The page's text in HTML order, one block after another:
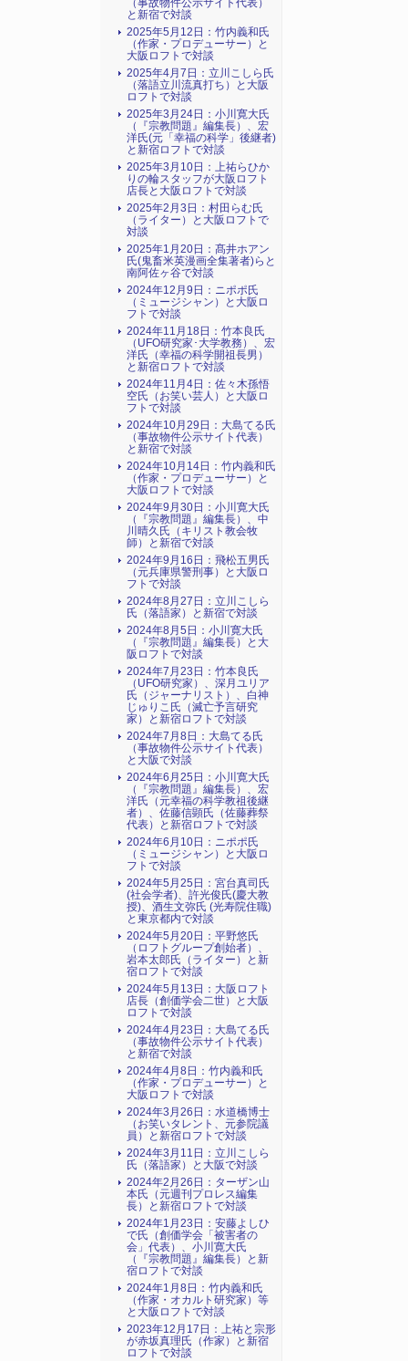
（事故物件公示サイト代表）
と新宿で対談
2025年5月12日：竹内義和氏
（作家・プロデューサー）と
大阪ロフトで対談
2025年4月7日：立川こしら氏
（落語立川流真打ち）と大阪
ロフトで対談
2025年3月24日：小川寛大氏
（『宗教問題』編集長）、宏
洋氏(元「幸福の科学」後継者)
と新宿ロフトで対談
2025年3月10日：上祐らひか
りの輪スタッフが大阪ロフト
店長と大阪ロフトで対談
2025年2月3日：村田らむ氏
（ライター）と大阪ロフトで
対談
2025年1月20日：髙井ホアン
氏(鬼畜米英漫画全集著者)らと
南阿佐ヶ谷で対談
2024年12月9日：ニポポ氏
（ミュージシャン）と大阪ロ
フトで対談
2024年11月18日：竹本良氏
（UFO研究家･大学教務）、宏
洋氏（幸福の科学開祖長男）
と新宿ロフトで対談
2024年11月4日：佐々木孫悟
空氏（お笑い芸人）と大阪ロ
フトで対談
2024年10月29日：大島てる氏
（事故物件公示サイト代表）
と新宿で対談
2024年10月14日：竹内義和氏
（作家・プロデューサー）と
大阪ロフトで対談
2024年9月30日：小川寛大氏
（『宗教問題』編集長）、中
川晴久氏（キリスト教会牧
師）と新宿で対談
2024年9月16日：飛松五男氏
（元兵庫県警刑事）と大阪ロ
フトで対談
2024年8月27日：立川こしら
氏（落語家）と新宿で対談
2024年8月5日：小川寛大氏
（『宗教問題』編集長）と大
阪ロフトで対談
2024年7月23日：竹本良氏
（UFO研究家）、深月ユリア
氏（ジャーナリスト）、白神
じゅりこ氏（滅亡予言研究
家）と新宿ロフトで対談
2024年7月8日：大島てる氏
（事故物件公示サイト代表）
と大阪で対談
2024年6月25日：小川寛大氏
（『宗教問題』編集長）、宏
洋氏（元幸福の科学教祖後継
者）、佐藤信顕氏（佐藤葬祭
代表）と新宿ロフトで対談
2024年6月10日：ニポポ氏
（ミュージシャン）と大阪ロ
フトで対談
2024年5月25日：宮台真司氏
(社会学者)、許光俊氏(慶大教
授)、酒生文弥氏 (光寿院住職)
と東京都内で対談
2024年5月20日：平野悠氏
（ロフトグループ創始者）、
岩本太郎氏（ライター）と新
宿ロフトで対談
2024年5月13日：大阪ロフト
店長（創価学会二世）と大阪
ロフトで対談
2024年4月23日：大島てる氏
（事故物件公示サイト代表）
と新宿で対談
2024年4月8日：竹内義和氏
（作家・プロデューサー）と
大阪ロフトで対談
2024年3月26日：水道橋博士
（お笑いタレント、元参院議
員）と新宿ロフトで対談
2024年3月11日：立川こしら
氏（落語家）と大阪で対談
2024年2月26日：ターザン山
本氏（元週刊プロレス編集
長）と新宿ロフトで対談
2024年1月23日：安藤よしひ
で氏（創価学会「被害者の
会」代表）、小川寛大氏
（『宗教問題』編集長）と新
宿ロフトで対談
2024年1月8日：竹内義和氏
（作家・オカルト研究家）等
と大阪ロフトで対談
2023年12月17日：上祐と宗形
が赤坂真理氏（作家）と新宿
ロフトで対談